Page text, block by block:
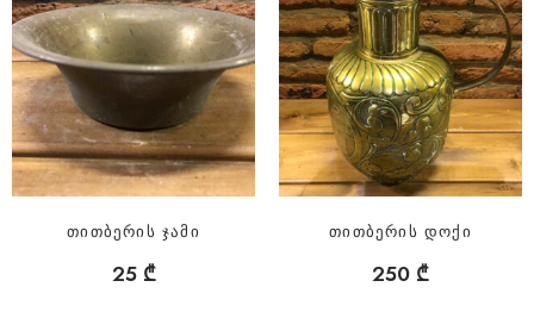
თითბერის ჯამი
25 ₾
თითბერის დოქი
250 ₾